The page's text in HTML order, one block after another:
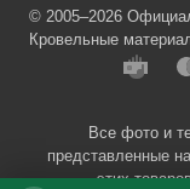
© 2005–2026
Кровельные
Все фото и
представленные
этих